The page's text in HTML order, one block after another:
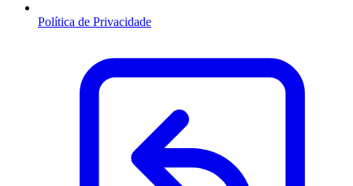
Política de Privacidade